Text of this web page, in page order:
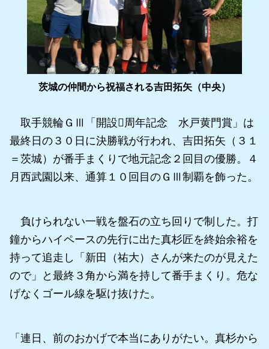
茨城の仲間から祝福される吉田拓矢（中央）
取手競輪ＧⅢ「開設周年記念 水戸黄門賞」は
最終日の３０日に決勝戦が行われ、吉田拓矢（３１
＝茨城）が番手まくりで地元記念２回目の優勝。４
月西武園以来、通算１０回目のＧⅢ制覇を飾った。
負けられない一戦を盤石の立ち回りで制した。打
鐘からハイペースの先行に出た真杉匠を終始余裕を
持って追走し「新田（祐大）さんが来たのが見えた
ので」と最終３角から満を持して番手まくり。危な
げなくゴール線を駆け抜けた。
「連日、前のおかげで本当にありがたい。真杉から